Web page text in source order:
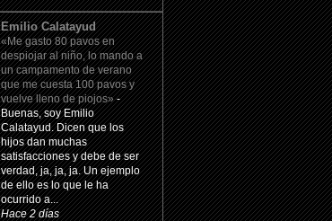
Emilio Calatayud
«Me gasto 80 pavos en
despiojar al niño, lo mando a
un campamento de verano
que me cuesta 100 pavos y
vuelve lleno de piojos»-
Buenas, soy Emilio
Calatayud. Dicen que los
hijos dan muchas
satisfacciones y debe de ser
verdad, ja, ja, ja. Un ejemplo
de ello es lo que le ha
ocurrido a...
Hace 2 días